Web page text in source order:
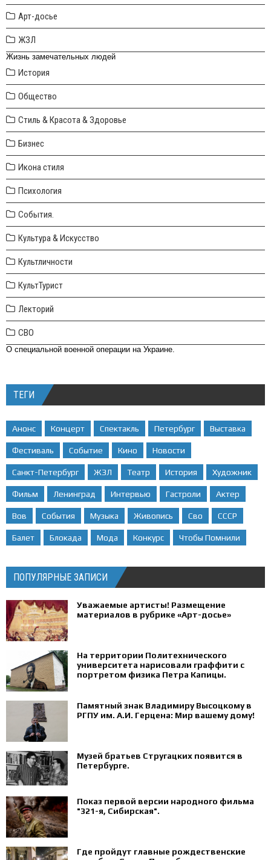
Арт-досье
ЖЗЛ
Жизнь замечательных людей
История
Общество
Стиль & Красота & Здоровье
Бизнес
Икона стиля
Психология
События.
Культура & Искусство
Культличности
КультТурист
Лекторий
СВО
О специальной военной операции на Украине.
ТЕГИ
Анонс Концерт Спектакль Петербург Выставка
Фестиваль Событие Кино Новости
Санкт-Петербург ЖЗЛ Театр История Художник
Фильм Ленинград Интервью Гастроли Актер
Вов События Музыка Живопись Сво СССР
Балет Блокада Мода Конкурс Чтобы Помнили
ПОПУЛЯРНЫЕ ЗАПИСИ
Уважаемые артисты! Размещение
материалов в рубрике «Арт-досье»
На территории Политехнического
университета нарисовали граффити с
портретом физика Петра Капицы.
Памятный знак Владимиру Высоцкому в
РГПУ им. А.И. Герцена: Мир вашему дому!
Музей братьев Стругацких появится в
Петербурге‍.
Показ первой версии народного фильма
"321-я, Сибирская".
Где пройдут главные рождественские